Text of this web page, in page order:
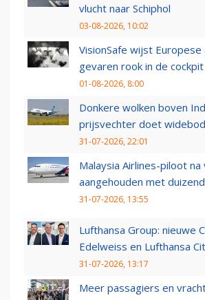
vlucht naar Schiphol
03-08-2026, 10:02
VisionSafe wijst Europese
gevaren rook in de cockpit
01-08-2026, 8:00
Donkere wolken boven
prijsvechter doet
31-07-2026, 22:01
Malaysia Airlines-piloot na
aangehouden met
31-07-2026, 13:55
Lufthansa Group: nieuwe
Edelweiss en Lufthansa
31-07-2026, 13:17
Meer passagiers en